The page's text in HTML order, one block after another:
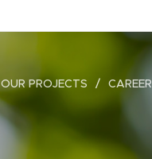
OUR PROJECTS CAREER